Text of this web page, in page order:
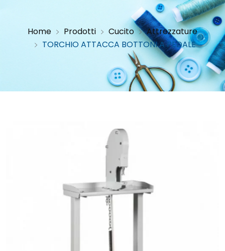
Home Prodotti Cucito
Attrezzature
TORCHIO ATTACCA BOTTONI A PEDALE